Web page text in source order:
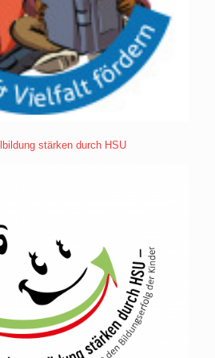
stärken durch HSU